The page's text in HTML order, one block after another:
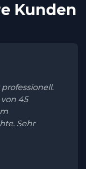
Kunden
45
Sehr